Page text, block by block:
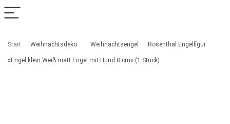
Start Weihnachtsdeko Weihnachtsengel Rosenthal Engelfigur
»Engel klein Weiß matt Engel mit Hund 8 cm« (1 Stück)